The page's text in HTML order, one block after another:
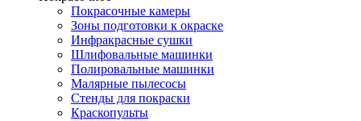
Покрасочные камеры
Зоны подготовки к окраске
Инфракрасные сушки
Шлифовальные машинки
Полировальные машинки
Малярные пылесосы
Стенды для покраски
Краскопульты